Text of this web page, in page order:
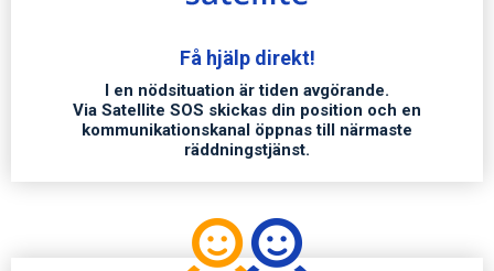
Få hjälp direkt!
I en nödsituation är tiden avgörande.
Via Satellite SOS skickas din position och en
kommunikationskanal öppnas till närmaste
räddningstjänst.
0
1